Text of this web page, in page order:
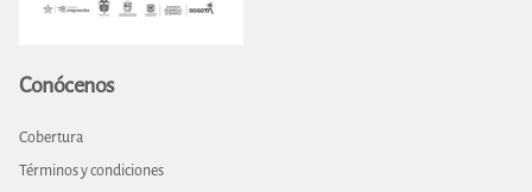
Conócenos
Cobertura
Términos y condiciones